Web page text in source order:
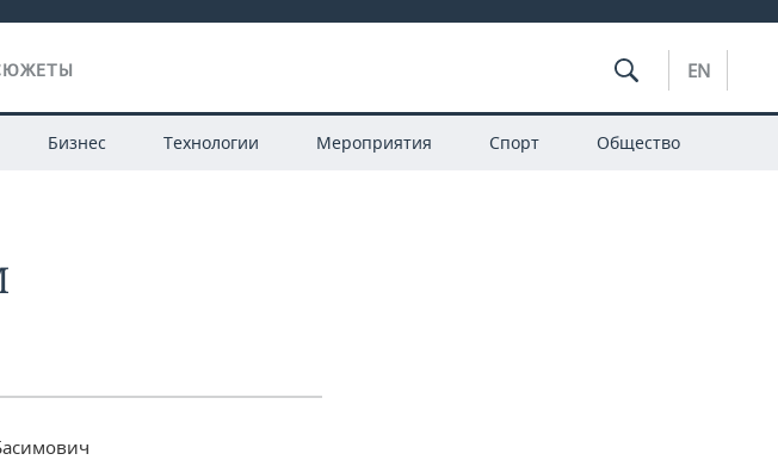
EN
Бизнес Технологии Мероприятия Спорт Общество